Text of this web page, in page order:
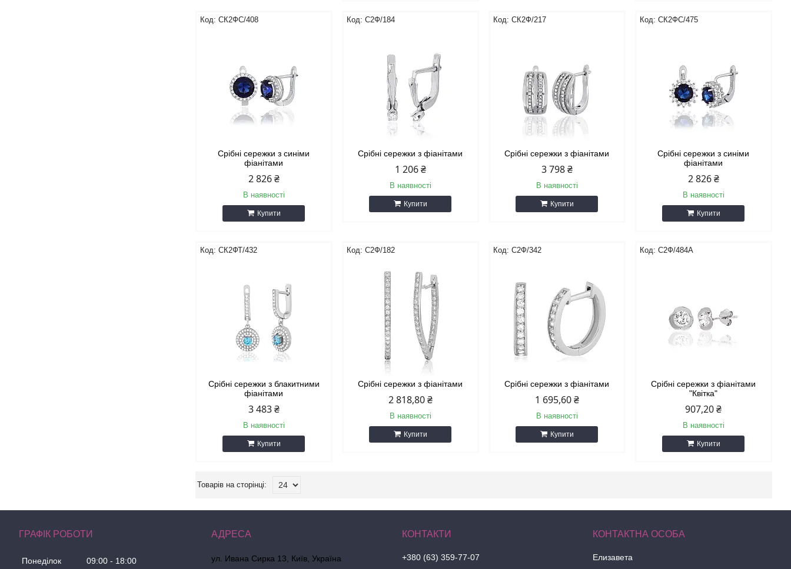
СК2ФС/408
Срібні сережки з синіми
фіанітами
2 826 ₴
В наявності
Купити
С2Ф/184
Срібні сережки з фіанітами
1 206 ₴
В наявності
Купити
СК2Ф/217
Срібні сережки з фіанітами
3 798 ₴
В наявності
Купити
СК2ФС/475
Срібні сережки з синіми
фіанітами
2 826 ₴
В наявності
Купити
СК2ФТ/432
Срібні сережки з блакитними
фіанітами
3 483 ₴
В наявності
Купити
С2Ф/182
Срібні сережки з фіанітами
2 818,80 ₴
В наявності
Купити
С2Ф/342
Срібні сережки з фіанітами
1 695,60 ₴
В наявності
Купити
С2Ф/484А
Срібні сережки з фіанітами
"Квітка"
907,20 ₴
В наявності
Купити
ГРАФІК РОБОТИ
Понеділок 09:00 18:00 ул. Ивана Сирка 13, Київ, Україна
+380 (63) 359-77-07
Елизавета